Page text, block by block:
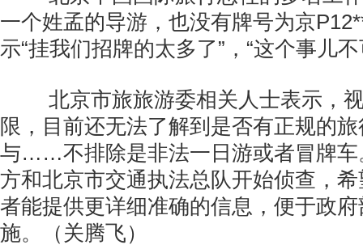
一个姓孟的导游，也没有牌号为京
示“挂我们招牌的太多了”，“这个事儿
北京市旅旅游委相关人士表示，
限，目前还无法了解到是否有正规的
与……不排除是非法一日游或者冒牌车
方和北京市交通执法总队开始侦查，
者能提供更详细准确的信息，便于政
施。（关腾飞）